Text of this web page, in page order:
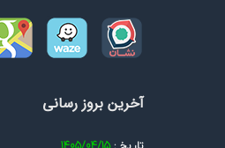
آخرین بروز رسانی